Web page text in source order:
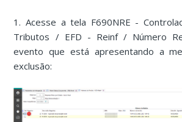
1. Acesse a tela F690NRE -
Tributos / EFD - Reinf / Número
evento que está apresentando a
exclusão: